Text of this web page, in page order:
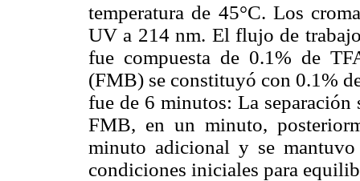
temperatura de 45°C. Los
UV a 214 nm. El flujo de
fue compuesta de 0.1% de
(FMB) se constituyó con 0.1%
fue de 6 minutos: La
FMB, en un minuto,
minuto adicional y se
condiciones iniciales para